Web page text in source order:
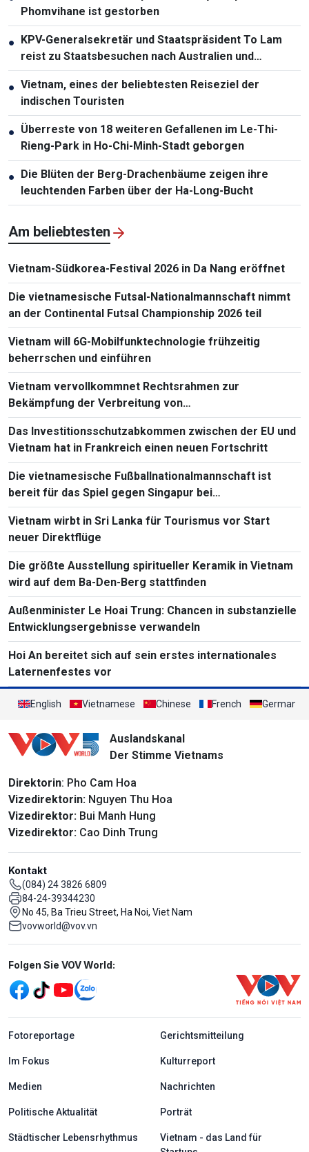
Phomvihane ist gestorben
● KPV-Generalsekretär und Staatspräsident To Lam
reist zu Staatsbesuchen nach Australien und
Neuseeland
● Vietnam, eines der beliebtesten Reiseziel der
indischen Touristen
● Überreste von 18 weiteren Gefallenen im Le-Thi-
Rieng-Park in Ho-Chi-Minh-Stadt geborgen
● Die Blüten der Berg-Drachenbäume zeigen ihre
leuchtenden Farben über der Ha-Long-Bucht
Am beliebtesten
Vietnam-Südkorea-Festival 2026 in Da Nang eröffnet
Die vietnamesische Futsal-Nationalmannschaft nimmt
an der Continental Futsal Championship 2026 teil
Vietnam will 6G-Mobilfunktechnologie frühzeitig
beherrschen und einführen
Vietnam vervollkommnet Rechtsrahmen zur
Bekämpfung der Verbreitung von
Massenvernichtungswaffen
Das Investitionsschutzabkommen zwischen der EU und
Vietnam hat in Frankreich einen neuen Fortschritt
Die vietnamesische Fußballnationalmannschaft ist
bereit für das Spiel gegen Singapur bei
Südostasienmeisterschaft 2026
Vietnam wirbt in Sri Lanka für Tourismus vor Start
neuer Direktflüge
Die größte Ausstellung spiritueller Keramik in Vietnam
wird auf dem Ba-Den-Berg stattfinden
Außenminister Le Hoai Trung: Chancen in substanzielle
Entwicklungsergebnisse verwandeln
Hoi An bereitet sich auf sein erstes internationales
Laternenfestes vor
English Vietnamese Chinese French German
Auslandskanal
Der Stimme Vietnams
Direktorin: Pho Cam Hoa
Vizedirektorin: Nguyen Thu Hoa
Vizedirektor: Bui Manh Hung
Vizedirektor: Cao Dinh Trung
Kontakt
(084) 24 3826 6809
84-24-39344230
No 45, Ba Trieu Street, Ha Noi, Viet Nam
vovworld@vov.vn
Mạng xã hội
Folgen Sie VOV World:
menu footer tiếng Đức
Fotoreportage Gerichtsmitteilung
Im Fokus Kulturreport
Medien Nachrichten
Politische Aktualität Porträt
Städtischer Lebensrhythmus
Vietnam - das Land für